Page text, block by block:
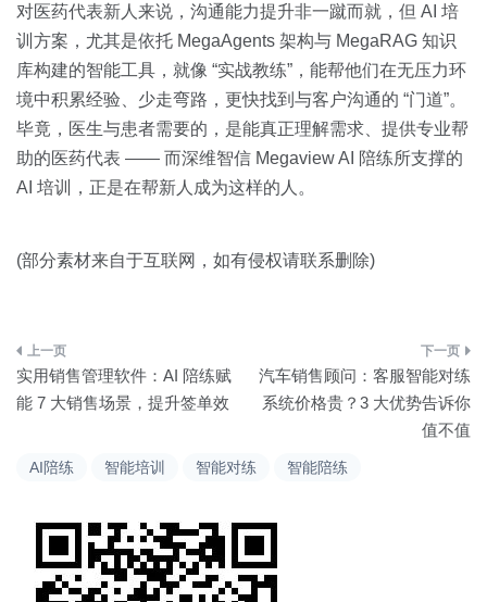
AI陪练 智能培训 智能对练 智能陪练
对医药代表新人来说，沟通能力提升非一蹴而就，但 AI 培
训方案，尤其是依托 MegaAgents 架构与 MegaRAG 知识
库构建的智能工具，就像 “实战教练”，能帮他们在无压力环
境中积累经验、少走弯路，更快找到与客户沟通的 “门道”。
毕竟，医生与患者需要的，是能真正理解需求、提供专业帮
助的医药代表 —— 而深维智信 Megaview AI 陪练所支撑的
AI 培训，正是在帮新人成为这样的人。
(部分素材来自于互联网，如有侵权请联系删除)
文
章
实用销售管理软件：AI 陪练赋
能 7 大销售场景，提升签单效
汽车销售顾问：客服智能对练
系统价格贵？3 大优势告诉你
值不值